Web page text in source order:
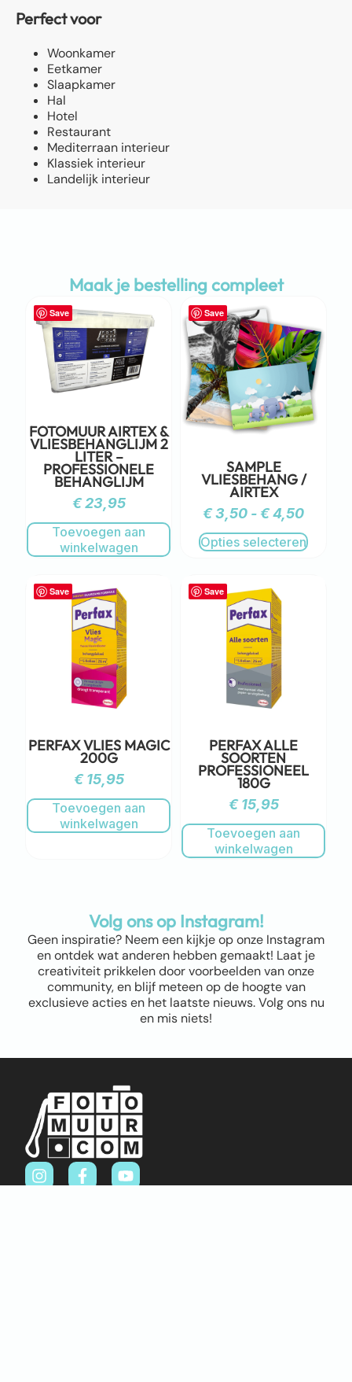
Perfect voor
Woonkamer
Eetkamer
Slaapkamer
Hal
Hotel
Restaurant
Mediterraan interieur
Klassiek interieur
Landelijk interieur
Maak je bestelling compleet
Save
FOTOMUUR AIRTEX &
VLIESBEHANGLIJM 2
LITER –
PROFESSIONELE
BEHANGLIJM
€23,95
Toevoegen aan
winkelwagen
Save
SAMPLE
VLIESBEHANG /
AIRTEX
€3,50 - €4,50
Opties selecteren
Save
PERFAX VLIES MAGIC
200G
€15,95
Toevoegen aan
winkelwagen
Save
PERFAX ALLE
SOORTEN
PROFESSIONEEL
180G
€15,95
Toevoegen aan
winkelwagen
Volg ons op Instagram!
Geen inspiratie? Neem een kijkje op onze Instagram
en ontdek wat anderen hebben gemaakt! Laat je
creativiteit prikkelen door voorbeelden van onze
community, en blijf meteen op de hoogte van
exclusieve acties en het laatste nieuws. Volg ons nu
en mis niets!